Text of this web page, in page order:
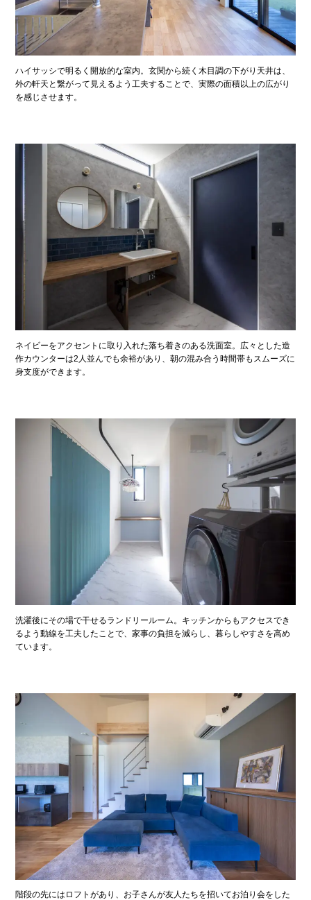
ハイサッシで明るく開放的な室内。玄関から続く木目調の下がり天井は、
外の軒天と繋がって見えるよう工夫することで、実際の面積以上の広がり
を感じさせます。
ネイビーをアクセントに取り入れた落ち着きのある洗面室。広々とした造
作カウンターは2人並んでも余裕があり、朝の混み合う時間帯もスムーズに
身支度ができます。
洗濯後にその場で干せるランドリールーム。キッチンからもアクセスでき
るよう動線を工夫したことで、家事の負担を減らし、暮らしやすさを高め
ています。
階段の先にはロフトがあり、お子さんが友人たちを招いてお泊り会をした